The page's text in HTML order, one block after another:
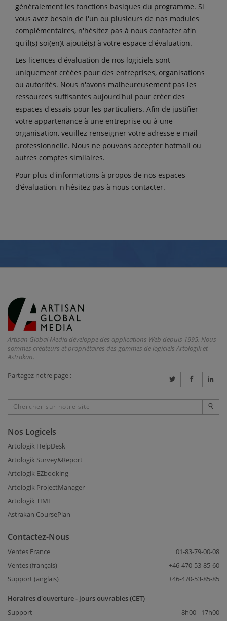
généralement les fonctions basiques du programme. Si
vous avez besoin de l'un ou plusieurs de nos modules
complémentaires, n'hésitez pas à nous contacter afin
qu'il(s) soi(en)t ajouté(s) à votre espace d'évaluation.
Les licences d'évaluation de nos logiciels sont
uniquement créées pour des entreprises, organisations
ou autorités. Nous n'avons malheureusement pas les
ressources suffisantes aujourd'hui pour créer des
espaces d'essais pour les particuliers. Afin de justifier
votre appartenance à une entreprise ou à une
organisation, veuillez renseigner votre adresse e-mail
professionnelle. Nous ne pouvons accepter hotmail ou
autres comptes similaires.
Pour plus d'informations à propos de nos espaces
d’évaluation, n'hésitez pas à nous contacter.
Artisan Global Media développe des applications Web depuis 1995. Nous
sommes créateurs et propriétaires des gammes de logiciels Artologik et
Astrakan.
Partagez notre page :
Nos Logicels
Artologik HelpDesk
Artologik Survey&Report
Artologik EZbooking
Artologik ProjectManager
Artologik TIME
Astrakan CoursePlan
Contactez-Nous
Ventes France
01-83-79-00-08
Ventes (français)
+46-470-53-85-60
Support (anglais)
+46-470-53-85-85
Horaires d'ouverture - jours ouvrables (CET)
Support
8h00 - 17h00